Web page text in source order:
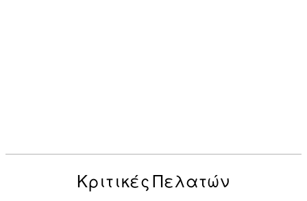
Κριτικές Πελατών